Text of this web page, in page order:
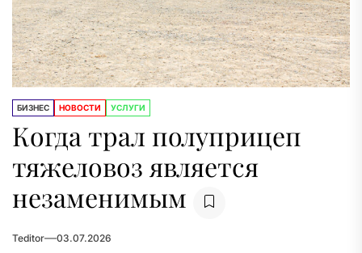
БИЗНЕС НОВОСТИ УСЛУГИ
Когда трал полуприцеп
тяжеловоз является
незаменимым
Teditor 03.07.2026